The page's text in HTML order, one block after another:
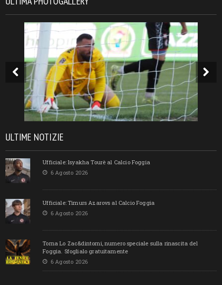
ULTIME NOTIZIE
Ufficiale: Isyakha Tourè al Calcio Foggia
6 Agosto 2026
Ufficiale: Timurs Azarovs al Calcio Foggia
6 Agosto 2026
Torna Lo Zac&dintorni, numero speciale sulla rinascita del
Foggia. Sfoglialo gratuitamente
6 Agosto 2026